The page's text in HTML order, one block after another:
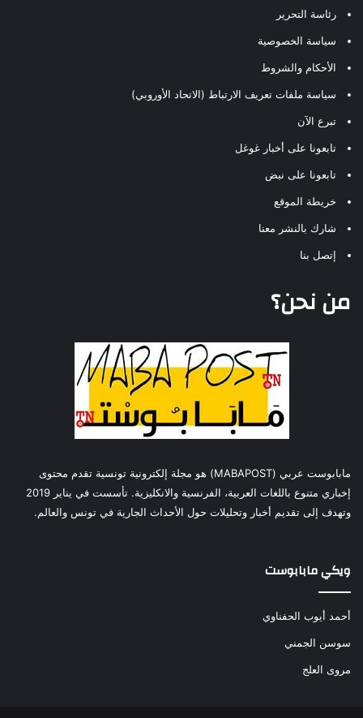
رئاسة التحرير
سياسة الخصوصية
الأحكام والشروط
سياسة ملفات تعريف الارتباط (الاتحاد الأوروبي)
تبرع الآن
تابعونا على أخبار غوغل
تابعونا على نبض
خريطة الموقع
شارك بالنشر معنا
إتصل بنا
من نحن؟
مابابوست عربي (MABAPOST) هو مجلة إلكترونية تونسية تقدم محتوى
إخباري متنوع باللغات العربية، الفرنسية والانكليزية. تأسست في يناير 2019
وتهدف إلى تقديم أخبار وتحليلات حول الأحداث الجارية في تونس والعالم.
ويكي مابابوست
أحمد أيوب الحفناوي
سوسن الجمني
مروى العلج